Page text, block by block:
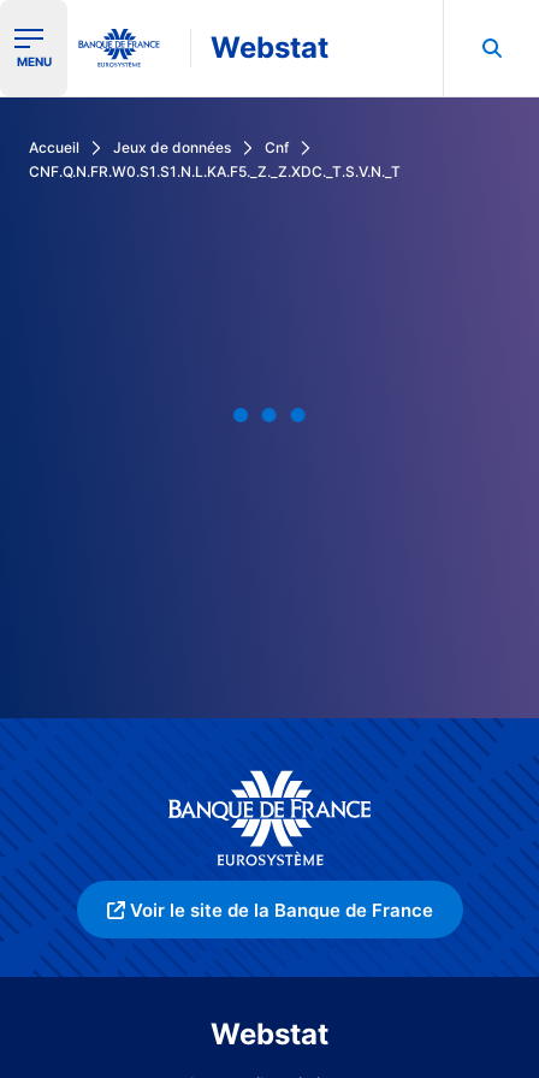
Ouvrir le menu de navigation
MENU Webstat
Accueil Jeux de données
Cnf
CNF.Q.N.FR.W0.S1.S1.N.L.KA.F5._Z._Z.XDC._T.S.V.N._T
Voir le site de la Banque de France
Webstat